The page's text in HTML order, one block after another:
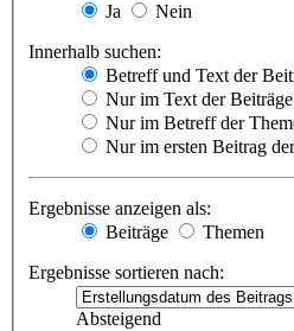
Ja
Nein
Innerhalb suchen:
Betreff und Text der
Nur im Text der Beiträge
Nur im Betreff der
Nur im ersten Beitrag
Ergebnisse anzeigen als:
Beiträge
Themen
Ergebnisse sortieren nach:
Absteigend